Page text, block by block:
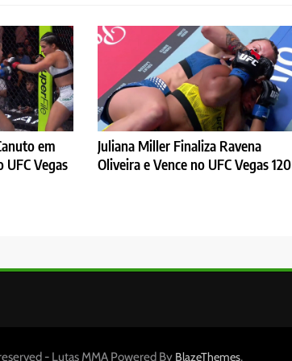
em
Vegas
Juliana Miller Finaliza Ravena
Oliveira e Vence no UFC Vegas 120
- Lutas MMA Powered By BlazeThemes.